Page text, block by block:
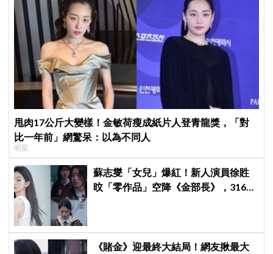
甩肉17公斤大變樣！金敏荷瘦成紙片人登青龍獎，「對
比一年前」網驚呆：以為不同人
明星
蘇志燮「女兒」爆紅！新人演員徐貹
旼「零作品」空降《金部長》，316萬
《賭金》迎最終大結局！網友揪最大